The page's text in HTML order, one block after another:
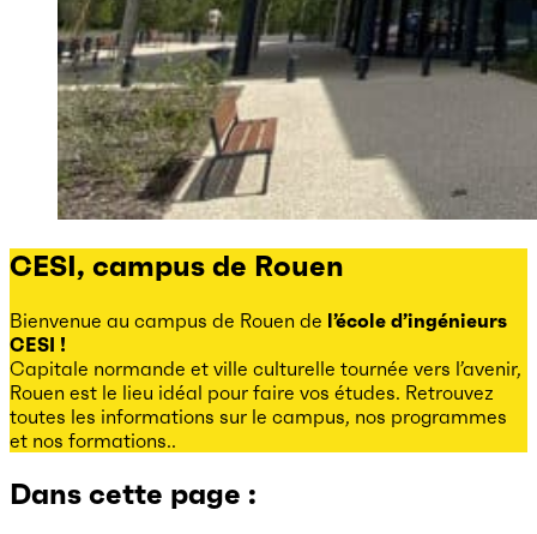
CESI, campus de Rouen
Bienvenue au campus de Rouen de l’école d’ingénieurs
CESI !
Capitale normande et ville culturelle tournée vers l’avenir,
Rouen est le lieu idéal pour faire vos études. Retrouvez
toutes les informations sur le campus, nos programmes
et nos formations..
Dans cette page :